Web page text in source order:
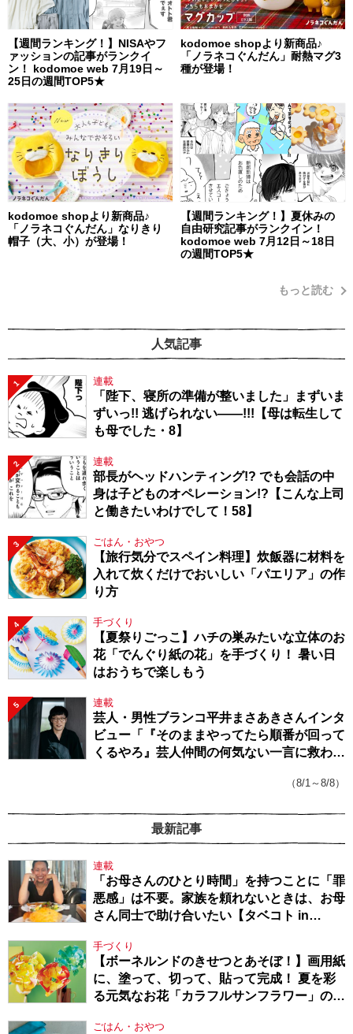
【週間ランキング！】NISAやフ
ァッションの記事がランクイ
ン！ kodomoe web 7月19日～
25日の週間TOP5★
kodomoe shopより新商品♪
「ノラネコぐんだん」耐熱マグ3
種が登場！
kodomoe shopより新商品♪
「ノラネコぐんだん」なりきり
帽子（大、小）が登場！
【週間ランキング！】夏休みの
自由研究記事がランクイン！
kodomoe web 7月12日～18日
の週間TOP5★
もっと読む
人気記事
1 連載
「陛下、寝所の準備が整いました」まずいま
ずいっ!! 逃げられない――!!!【母は転生して
も母でした・8】
2 連載
部長がヘッドハンティング!? でも会話の中
身は子どものオペレーション!?【こんな上司
と働きたいわけでして！58】
3 ごはん・おやつ
【旅行気分でスペイン料理】炊飯器に材料を
入れて炊くだけでおいしい「パエリア」の作
り方
4 手づくり
【夏祭りごっこ】ハチの巣みたいな立体のお
花「でんぐり紙の花」を手づくり！ 暑い日
はおうちで楽しもう
5 連載
芸人・男性ブランコ平井まさあきさんインタ
ビュー「『そのままやってたら順番が回って
くるやろ』芸人仲間の何気ない一言に救われ
（8/1～8/8）
最新記事
連載
「お母さんのひとり時間」を持つことに「罪
悪感」は不要。家族を頼れないときは、お母
さん同士で助け合いたい【タベコト in
手づくり
【ボーネルンドのきせつとあそぼ！】画用紙
に、塗って、切って、貼って完成！ 夏を彩
る元気なお花「カラフルサンフラワー」の作
ごはん・おやつ